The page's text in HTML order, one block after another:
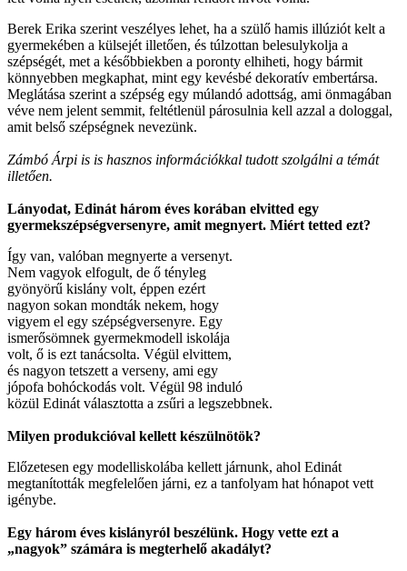
Berek Erika szerint veszélyes lehet, ha a szülő hamis illúziót kelt a
gyermekében a külsejét illetően, és túlzottan belesulykolja a
szépségét, met a későbbiekben a poronty elhiheti, hogy bármit
könnyebben megkaphat, mint egy kevésbé dekoratív embertársa.
Meglátása szerint a szépség egy múlandó adottság, ami önmagában
véve nem jelent semmit, feltétlenül párosulnia kell azzal a dologgal,
amit belső szépségnek nevezünk.
Zámbó Árpi is is hasznos információkkal tudott szolgálni a témát
illetően.
Lányodat, Edinát három éves korában elvitted egy
gyermekszépségversenyre, amit megnyert. Miért tetted ezt?
Így van, valóban megnyerte a versenyt.
Nem vagyok elfogult, de ő tényleg
gyönyörű kislány volt, éppen ezért
nagyon sokan mondták nekem, hogy
vigyem el egy szépségversenyre. Egy
ismerősömnek gyermekmodell iskolája
volt, ő is ezt tanácsolta. Végül elvittem,
és nagyon tetszett a verseny, ami egy
jópofa bohóckodás volt. Végül 98 induló
közül Edinát választotta a zsűri a legszebbnek.
Milyen produkcióval kellett készülnötök?
Előzetesen egy modelliskolába kellett járnunk, ahol Edinát
megtanították megfelelően járni, ez a tanfolyam hat hónapot vett
igénybe.
Egy három éves kislányról beszélünk. Hogy vette ezt a
„nagyok” számára is megterhelő akadályt?